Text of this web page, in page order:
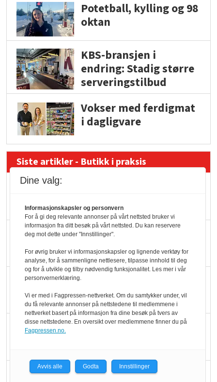
Potetball, kylling og 98
oktan
KBS-bransjen i
endring: Stadig større
serveringstilbud
Vokser med ferdigmat
i dagligvare
Siste artikler - Butikk i praksis
Slik opprettholdes
ølsalget
Færre varer, men fulle
hyller
KI lager mat i butikken
Q passerte 1 milliard i
Dine valg:
Informasjonskapsler og personvern
For å gi deg relevante annonser på vårt nettsted bruker vi
informasjon fra ditt besøk på vårt nettsted. Du kan reservere
deg mot dette under "Innstillinger".
For øvrig bruker vi informasjonskapsler og lignende verktøy for
analyse, for å sammenligne nettlesere, tilpasse innhold til deg
og for å utvikle og tilby nødvendig funksjonalitet. Les mer i vår
personvernerklæring.
Vi er med i Fagpressen-nettverket. Om du samtykker under, vil
du få relevante annonser på nettstedene til medlemmene i
nettverket basert på informasjon fra dine besøk på tvers av
disse nettstedene. En oversikt over medlemmene finner du på
Fagpressen.no.
Avvis alle Godta Innstillinger